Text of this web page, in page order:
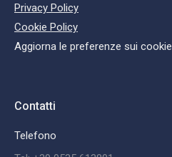
Privacy Policy
Cookie Policy
Aggiorna le preferenze sui cookie
Contatti
Telefono